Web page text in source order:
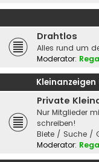
Drahtlos
Alles rund um
Moderator:
Private
Nur Mitglieder
schreiben!
Biete / Suche /
Moderator: